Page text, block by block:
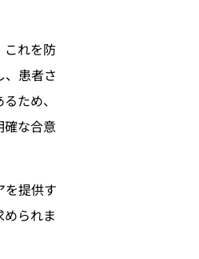
これを防
、患者さ
ため、
な合意
を提供す
られま